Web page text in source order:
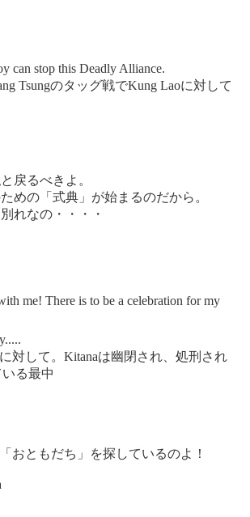
can stop this Deadly Alliance.
Tsungのタッグ戦でKung Laoに対して
戻るべきよ。
めの「式典」が始まるのだから。
れなの・・・・
me! There is to be a celebration for my
対して。Kitanaは幽閉され、処刑され
る最中
おともだち」を探しているのよ！